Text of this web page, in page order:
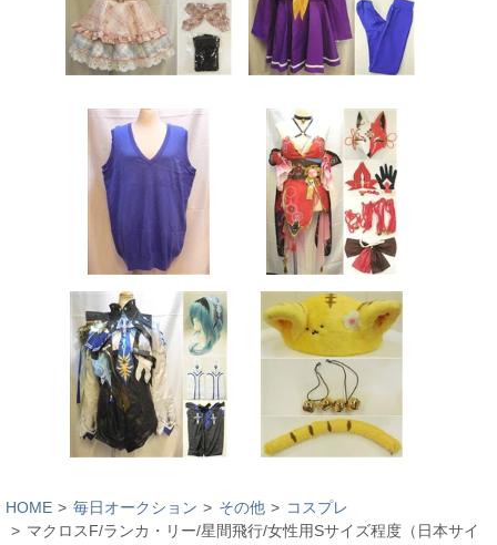
HOME 毎日オークション その他
コスプレ
マクロスF/ランカ・リー/星間飛行/女性用Sサイズ程度（日本サイ